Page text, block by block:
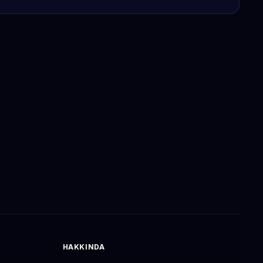
HAKKINDA